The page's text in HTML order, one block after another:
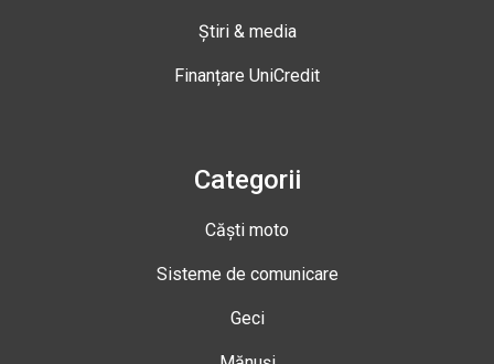
Știri & media
Finanțare UniCredit
Categorii
Căști moto
Sisteme de comunicare
Geci